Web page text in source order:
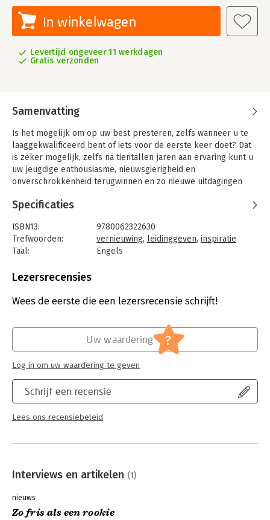
In winkelwagen
Levertijd ongeveer 11 werkdagen
Gratis verzonden
Samenvatting
Is het mogelijk om op uw best presteren, zelfs wanneer u te
laaggekwalificeerd bent of iets voor de eerste keer doet? Dat
is zeker mogelijk, zelfs na tientallen jaren aan ervaring kunt u
uw jeugdige enthousiasme, nieuwsgierigheid en
onverschrokkenheid terugwinnen en zo nieuwe uitdagingen
Smarts' lukt het.
'Rookie Smarts' is niet geschreven voor alleen professionals
die op zoek zijn naar persoonlijke vernieuwing, het is een
onmisbaar boek voor alle leiders die ervoor moeten zorgen
Specificaties
ISBN13:
9780062322630
Trefwoorden:
vernieuwing, leidinggeven, inspiratie
Taal:
Engels
Aantal pagina's:
Druk:
1
Algemeen management
Lezersrecensies
Wees de eerste die een lezersrecensie schrijft!
Schrijf een recensie
Lees ons recensiebeleid
Uw waardering ?
Log in om uw waardering te geven
Interviews en artikelen (1)
nieuws
Zo fris als een rookie